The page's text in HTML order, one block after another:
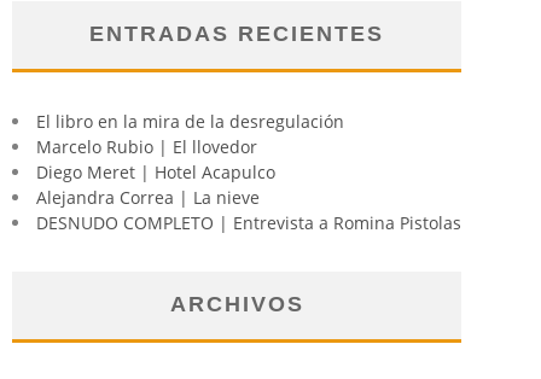
ENTRADAS RECIENTES
El libro en la mira de la desregulación
Marcelo Rubio | El llovedor
Diego Meret | Hotel Acapulco
Alejandra Correa | La nieve
DESNUDO COMPLETO | Entrevista a Romina Pistolas
ARCHIVOS